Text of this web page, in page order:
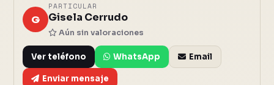
G
PARTICULAR
Gisela Cerrudo
Aún sin valoraciones
Ver teléfono WhatsApp Email
Enviar mensaje